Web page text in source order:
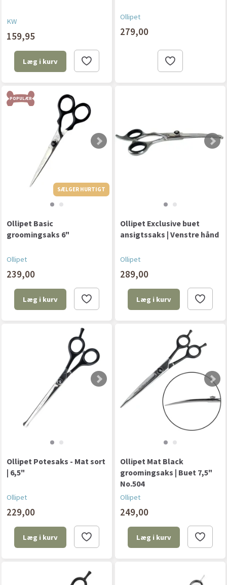
KW
159,95
Læg i kurv
Ollipet
279,00
POPULÆR
SÆLGER HURTIGT
Ollipet Basic
groomingsaks 6"
Ollipet
239,00
Læg i kurv
Ollipet Exclusive buet
ansigtssaks | Venstre hånd
Ollipet
289,00
Læg i kurv
Ollipet Potesaks - Mat sort
| 6,5"
Ollipet
229,00
Læg i kurv
Ollipet Mat Black
groomingsaks | Buet 7,5"
No.504
Ollipet
249,00
Læg i kurv